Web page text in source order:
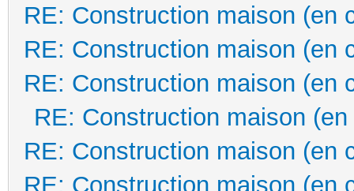
RE: Construction maison (en
RE: Construction maison (en
RE: Construction maison (en
RE: Construction maison
RE: Construction maison (en
RE: Construction maison (en